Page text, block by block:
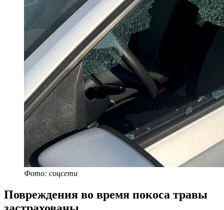
Фото: соцсети
Повреждения во время покоса травы